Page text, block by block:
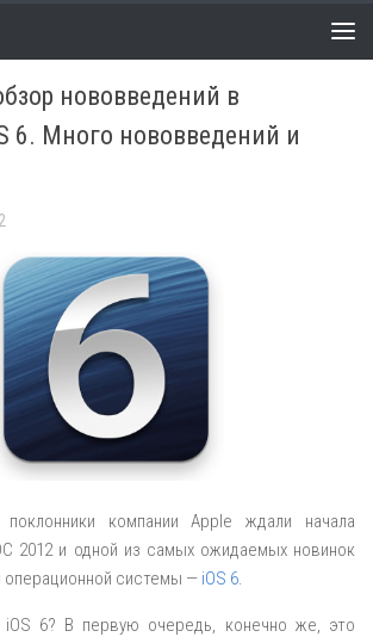
1 COMMENT
нововведений в
6. Много нововведений и
компании Apple ждали начала
2012 и одной из самых ожидаемых новинок
операционной системы — iOS 6.
6? В первую очередь, конечно же, это